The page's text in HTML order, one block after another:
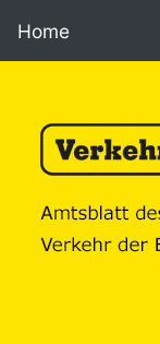
Home